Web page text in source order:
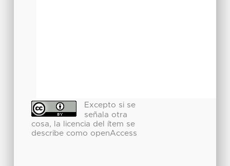
Excepto si se
señala otra
cosa, la licencia del ítem se
describe como openAccess